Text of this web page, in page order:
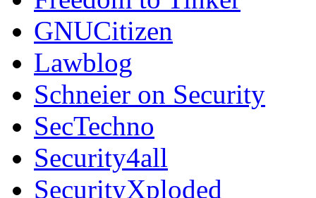
GNUCitizen
Lawblog
Schneier on Security
SecTechno
Security4all
SecurityXploded